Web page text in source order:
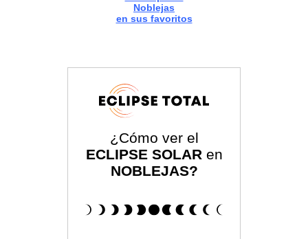
Noblejas
en sus favoritos
¿Cómo ver el
ECLIPSE SOLAR en
NOBLEJAS?